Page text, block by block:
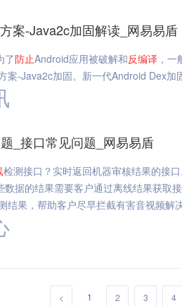
案-Java2c加固解读_网易易盾
了防止Android应用被破解和反编译 ，
案-Java2c加固。新一代Android Dex加
_接口常见问题_网易易盾
检测接口？实时返回机器审核结果的接
据的结果需要客户通过离线结果获取
结果，帮助客户尽早拦截有害音视频解
< 1 2 3 4